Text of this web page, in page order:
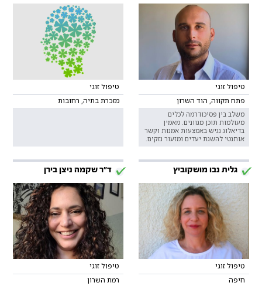
טיפול זוגי
פתח תקווה, הוד השרון
משלב בין פסיכודרמה לכלים
מעולמות תוכן מגוונים. מאמין
בדיאלוג נגיש באמצעות אמנות וקשר
אותנטי להשגת יעדים ומזעור נזקים.
טיפול זוגי
מזכרת בתיה, רחובות
גלית נבו מושקוביץ
טיפול זוגי
חיפה
ד"ר שקמה ניצן בירן
טיפול זוגי
רמת השרון